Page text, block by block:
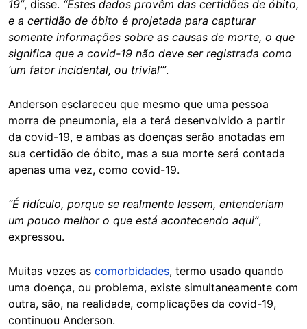
19”, disse. “Estes dados provêm das certidões de óbito,
e a certidão de óbito é projetada para capturar
somente informações sobre as causas de morte, o que
significa que a covid-19 não deve ser registrada como
‘um fator incidental, ou trivial’”.
Anderson esclareceu que mesmo que uma pessoa
morra de pneumonia, ela a terá desenvolvido a partir
da covid-19, e ambas as doenças serão anotadas em
sua certidão de óbito, mas a sua morte será contada
apenas uma vez, como covid-19.
“É ridículo, porque se realmente lessem, entenderiam
um pouco melhor o que está acontecendo aqui”,
expressou.
Muitas vezes as comorbidades, termo usado quando
uma doença, ou problema, existe simultaneamente com
outra, são, na realidade, complicações da covid-19,
continuou Anderson.